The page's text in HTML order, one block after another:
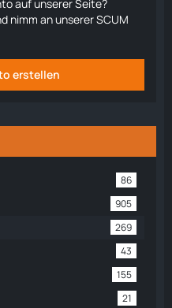
auf unserer Seite?
nimm an unserer SCUM
erstellen
86
905
269
43
155
21